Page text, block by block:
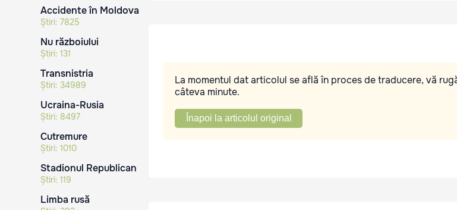
Accidente în Moldova
Știri: 7825
Nu războiului
Știri: 131
Transnistria
Știri: 34989
Ucraina-Rusia
Știri: 8497
Cutremure
Știri: 1010
Stadionul Republican
Știri: 119
Limba rusă
La momentul dat articolul se află în proces de traducere, vă
câteva minute.
Înapoi la articolul original